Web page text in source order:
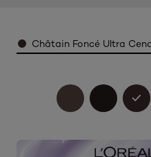
ColorChâtain Foncé Ultra